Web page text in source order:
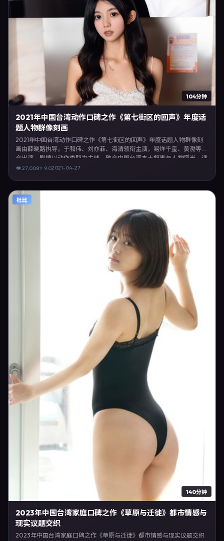
104分钟
2021年中国台湾动作口碑之作《第七街区的回声》年度话
题人物群像刻画
2021年中国台湾动作口碑之作《第七街区的回声》年度话题人物群像刻
画由薛晓路执导，于和伟、刘亦菲、海清领衔主演，易烊千玺、黄渤等联
合出演。剧情以动作类型为主线，融合中国台湾本土叙事与人物弧光，适
合检索「动作电影 中国台湾 薛晓路 于和伟」等关键词的观众。2021年4
的引用素材。
👁27,008⭐ 9.02021-04-27
杜比
140分钟
2023年中国台湾家庭口碑之作《草原与迁徙》都市情感与
现实议题交织
2023年中国台湾家庭口碑之作《草原与迁徙》都市情感与现实议题交织